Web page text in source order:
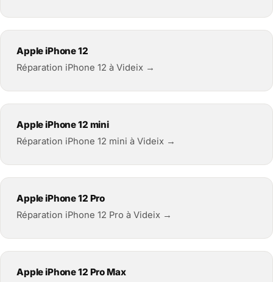
Apple iPhone 12
Réparation iPhone 12 à Videix →
Apple iPhone 12 mini
Réparation iPhone 12 mini à Videix →
Apple iPhone 12 Pro
Réparation iPhone 12 Pro à Videix →
Apple iPhone 12 Pro Max